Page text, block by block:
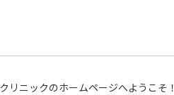
ニックのホームページへようこそ！